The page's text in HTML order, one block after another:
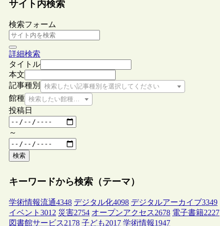
サイト内検索
検索フォーム
詳細検索
タイトル
本文
記事種別
検索したい記事種別を選択してください
館種 検索したい館種を選択してください
投稿日
～
検索
キーワードから検索（テーマ）
学術情報流通4348 デジタル化4098 デジタルアーカイブ3349
イベント 3012 災害2754 オープンアクセス2678 電子書籍2227
図書館サービス2178 子ども2017 学術情報1947